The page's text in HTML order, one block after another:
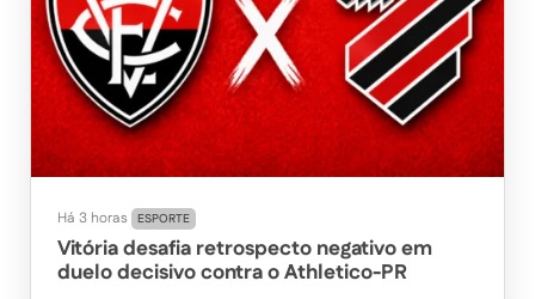
Há 3 horas ESPORTE
Vitória desafia retrospecto negativo em
duelo decisivo contra o Athletico-PR